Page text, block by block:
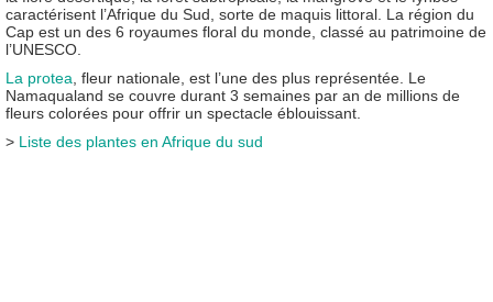
caractérisent l’Afrique du Sud, sorte de maquis littoral. La région du
Cap est un des 6 royaumes floral du monde, classé au patrimoine de
l’UNESCO.
La protea, fleur nationale, est l’une des plus représentée. Le
Namaqualand se couvre durant 3 semaines par an de millions de
fleurs colorées pour offrir un spectacle éblouissant.
> Liste des plantes en Afrique du sud